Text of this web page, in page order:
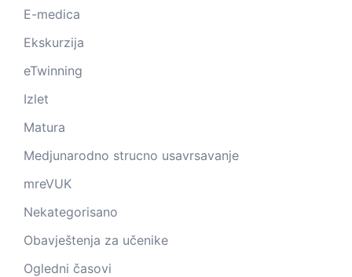
E-medica
Ekskurzija
eTwinning
Izlet
Matura
Medjunarodno strucno usavrsavanje
mreVUK
Nekategorisano
Obavještenja za učenike
Ogledni časovi